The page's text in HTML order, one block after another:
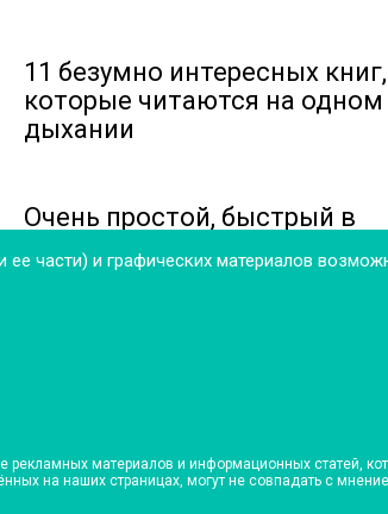
11 безумно интересных книг,
которые читаются на одном
дыхании
Очень простой, быстрый в
приготовлении и совершенно
не затратный луковый пирог
части) и графических материалов
рекламных материалов и информационных статей,
на наших страницах, могут не совпадать с